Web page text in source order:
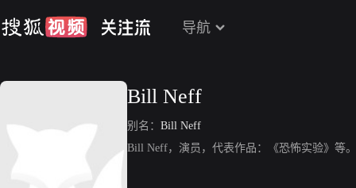
导航
Bill Neff
别名： Bill Neff
Bill Neff，演员，代表作品：《恐怖实验》等。